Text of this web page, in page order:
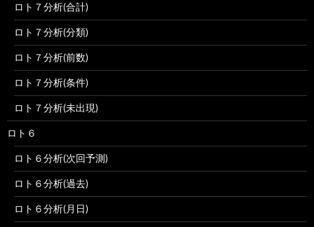
ロト７分析(合計)
ロト７分析(分類)
ロト７分析(前数)
ロト７分析(条件)
ロト７分析(未出現)
ロト６
ロト６分析(次回予測)
ロト６分析(過去)
ロト６分析(月日)